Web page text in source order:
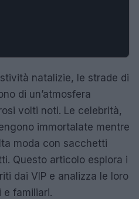
natalizie, le strade di
di un’atmosfera
volti noti. Le celebrità,
immortalate mentre
moda con sacchetti
Questo articolo esplora i
dai VIP e analizza le loro
e familiari.